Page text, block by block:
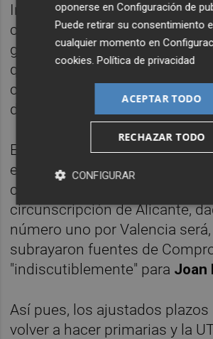
Iniciativa este martes ahora
centrarán en hacer las
género y proporcionalidad
que integran Compromís en las
candidaturas que ya
de abril.
En este sentido, la opción más
el caso de que pudiera ocupar
cabecero sería capitaneando
circunscripción de Alicante,
número uno por Valencia
subrayaron fuentes de
"indiscutiblemente" para Joan
Así pues, los ajustados
volver a hacer primarias y la
oponerse enConfiguración de
Puede retirar su consentimiento
cualquier momento en
cookies.Política de privacidad
ACEPTAR TODO
RECHAZAR TODO
CONFIGURAR